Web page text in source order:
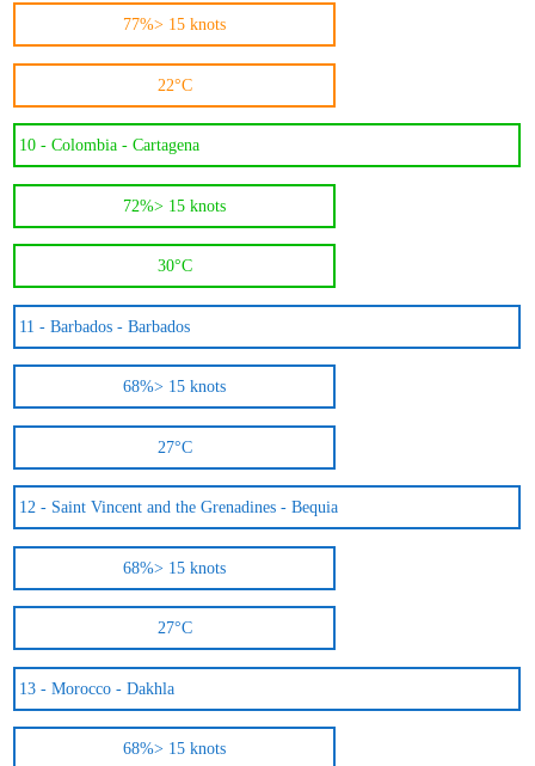
77%> 15 knots
22°C
10 -Colombia - Cartagena
72%> 15 knots
30°C
11 -Barbados - Barbados
68%> 15 knots
27°C
12 - Saint Vincent and the Grenadines - Bequia
68%> 15 knots
27°C
13 -Morocco - Dakhla
68%> 15 knots